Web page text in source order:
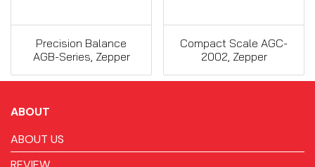
Precision Balance
AGB-Series, Zepper
Compact Scale AGC-
2002, Zepper
ABOUT
ABOUT US